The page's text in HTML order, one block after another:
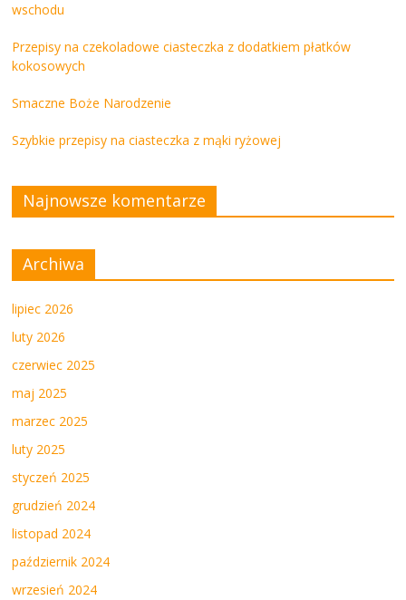
wschodu
Przepisy na czekoladowe ciasteczka z dodatkiem płatków
kokosowych
Smaczne Boże Narodzenie
Szybkie przepisy na ciasteczka z mąki ryżowej
Najnowsze komentarze
Archiwa
lipiec 2026
luty 2026
czerwiec 2025
maj 2025
marzec 2025
luty 2025
styczeń 2025
grudzień 2024
listopad 2024
październik 2024
wrzesień 2024